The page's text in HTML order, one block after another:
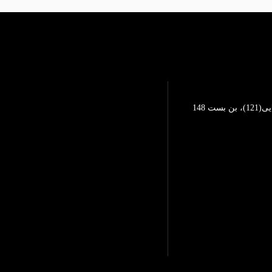
تهرانپارس، خیابان محمد رضایی(121)، بن بست 148